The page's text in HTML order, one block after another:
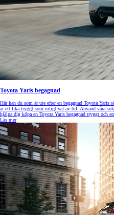
Toyota Yaris begagnad
Här kan du som är ute efter en begagnad Toyota
är ett lika tryggt som roligt val av bil. Använd våra
hjälpa dig köpa en Toyota Yaris begagnad tryggt och
Läs mer